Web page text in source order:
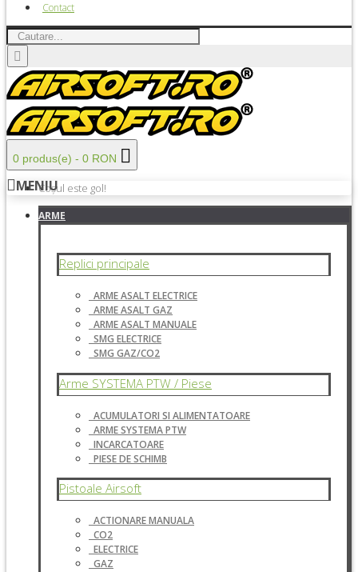
Contact
0 produs(e) - 0 RON
Coșul este gol!
MENIU
ARME
Replici principale
ARME ASALT ELECTRICE
ARME ASALT GAZ
ARME ASALT MANUALE
SMG ELECTRICE
SMG GAZ/CO2
Arme SYSTEMA PTW / Piese
ACUMULATORI SI ALIMENTATOARE
ARME SYSTEMA PTW
INCARCATOARE
PIESE DE SCHIMB
Pistoale Airsoft
ACTIONARE MANUALA
CO2
ELECTRICE
GAZ